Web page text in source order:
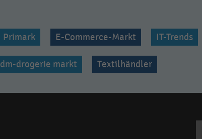
Primark E-Commerce-Markt IT-Trends
dm-drogerie markt Textilhändler